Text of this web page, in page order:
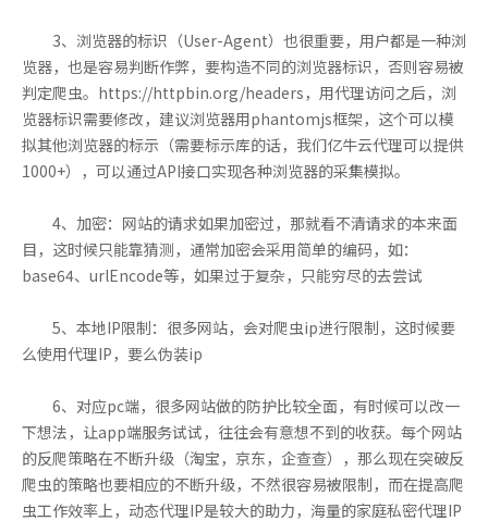
3、浏览器的标识（User-Agent）也很重要，用户都是一种浏
览器，也是容易判断作弊，要构造不同的浏览器标识，否则容易被
判定爬虫。https://httpbin.org/headers，用代理访问之后，浏
览器标识需要修改，建议浏览器用phantomjs框架，这个可以模
拟其他浏览器的标示（需要标示库的话，我们亿牛云代理可以提供
1000+），可以通过API接口实现各种浏览器的采集模拟。
4、加密：网站的请求如果加密过，那就看不清请求的本来面
目，这时候只能靠猜测，通常加密会采用简单的编码，如：
base64、urlEncode等，如果过于复杂，只能穷尽的去尝试
5、本地IP限制：很多网站，会对爬虫ip进行限制，这时候要
么使用代理IP，要么伪装ip
6、对应pc端，很多网站做的防护比较全面，有时候可以改一
下想法，让app端服务试试，往往会有意想不到的收获。每个网站
的反爬策略在不断升级（淘宝，京东，企查查），那么现在突破反
爬虫的策略也要相应的不断升级，不然很容易被限制，而在提高爬
虫工作效率上，动态代理IP是较大的助力，海量的家庭私密代理IP